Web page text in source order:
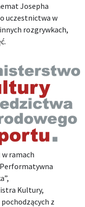
Josepha
uczestnictwa w
rozgrywkach,
ramach
Kultury,
z